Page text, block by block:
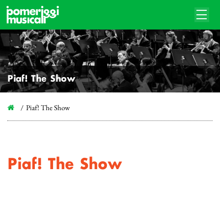
Piaf! The Show
Piaf! The Show
Piaf! The Show